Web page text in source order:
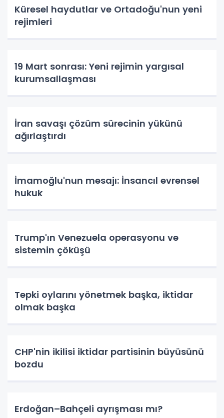
Küresel haydutlar ve Ortadoğu'nun yeni
rejimleri
19 Mart sonrası: Yeni rejimin yargısal
kurumsallaşması
İran savaşı çözüm sürecinin yükünü
ağırlaştırdı
İmamoğlu'nun mesajı: İnsancıl evrensel
hukuk
Trump'ın Venezuela operasyonu ve
sistemin çöküşü
Tepki oylarını yönetmek başka, iktidar
olmak başka
CHP'nin ikilisi iktidar partisinin büyüsünü
bozdu
Erdoğan–Bahçeli ayrışması mı?